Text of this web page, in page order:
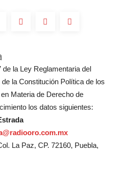
la Ley Reglamentaria del
la Constitución Política de los
Materia de Derecho de
los datos siguientes:
La Paz, CP. 72160, Puebla,